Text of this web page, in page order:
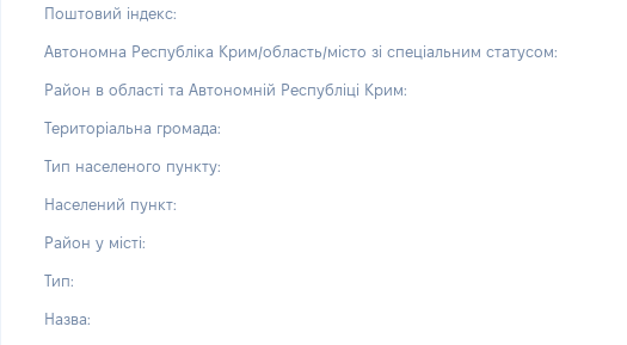
Поштовий індекс:
Автономна Республіка Крим/область/місто зі спеціальним статусом:
Район в області та Автономній Республіці Крим:
Територіальна громада:
Тип населеного пункту:
Населений пункт:
Район у місті:
Тип:
Назва: